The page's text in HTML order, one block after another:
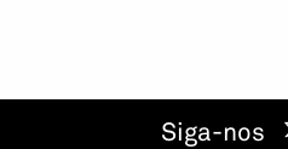
Siga-nos